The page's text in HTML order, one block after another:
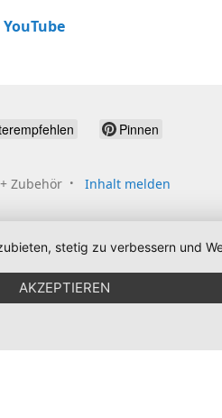
YouTube
Pinnen
Zubehör Inhalt melden
stetig zu verbessern und
AKZEPTIEREN